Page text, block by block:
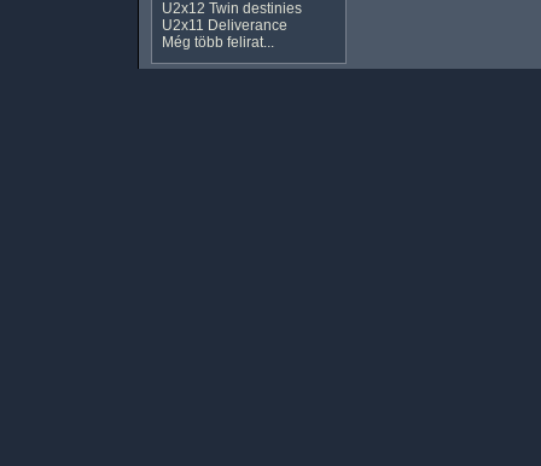
U2x12 Twin destinies
U2x11 Deliverance
Még több felirat...